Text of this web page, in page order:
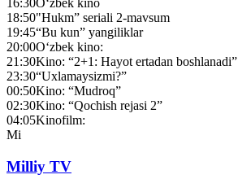
18:50"Нukm” seriali 2-mavsum
19:45“Bu kun” yangiliklar
20:00O‘zbek kino:
21:30Kino: “2+1: Hayot ertadan boshlanadi”
23:30“Uxlamaysizmi?”
00:50Kino: “Mudroq”
02:30Kino: “Qochish rejasi 2”
04:05Kinofilm:
Mi
Milliy TV